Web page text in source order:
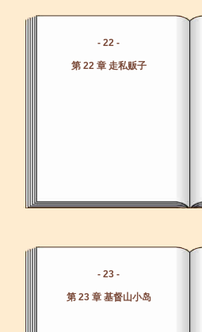
- 22 -
第 22 章 走私贩子
- 23 -
第 23 章 基督山小岛